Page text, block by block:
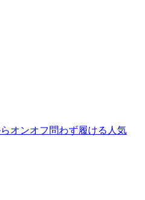
らオンオフ問わず履ける人気